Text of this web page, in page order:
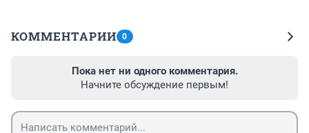
КОММЕНТАРИИ 0
Пока нет ни одного комментария.
Начните обсуждение первым!